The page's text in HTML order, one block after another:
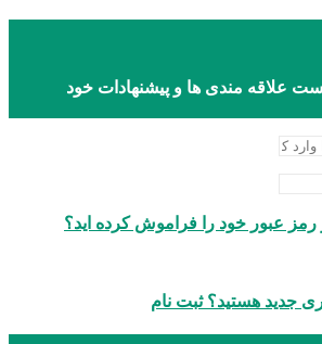
علاقه مندی ها و پیشنهادات خود
رمز عبور خود را فراموش کرده اید؟
جدید هستید؟ ثبت نام